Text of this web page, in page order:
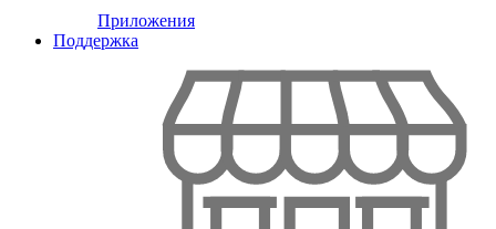
Приложения
Поддержка